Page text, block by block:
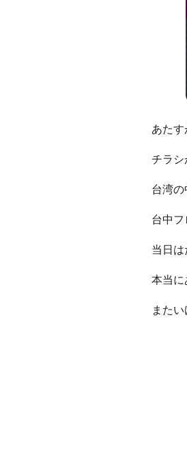
あた
チラシ
台湾
台中
当日
本当に
また